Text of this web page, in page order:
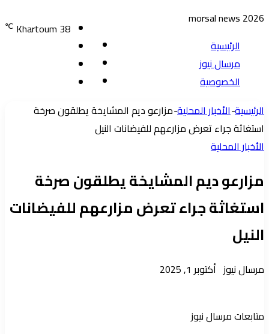
Khartoum 38
℃
جانبي
الرئيسية-الأخبار المحلية-مزارعو ديم المشايخة يطلقون صرخة
استغاثة جراء تعرض مزارعهم للفيضانات النيل
الأخبار المحلية
مزارعو ديم المشايخة يطلقون صرخة
استغاثة جراء تعرض مزارعهم للفيضانات
النيل
مرسال نيوز أرسل
أكتوبر 1, 2025
متابعات مرسال نيوز
morsal news 2026
الرئيسية
مرسال نيوز
الخصوصية
زر